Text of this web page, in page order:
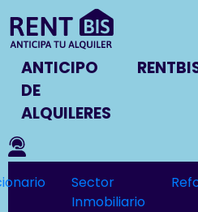
ANTICIPO
DE
ALQUILERES
Sector
Inmobiliario